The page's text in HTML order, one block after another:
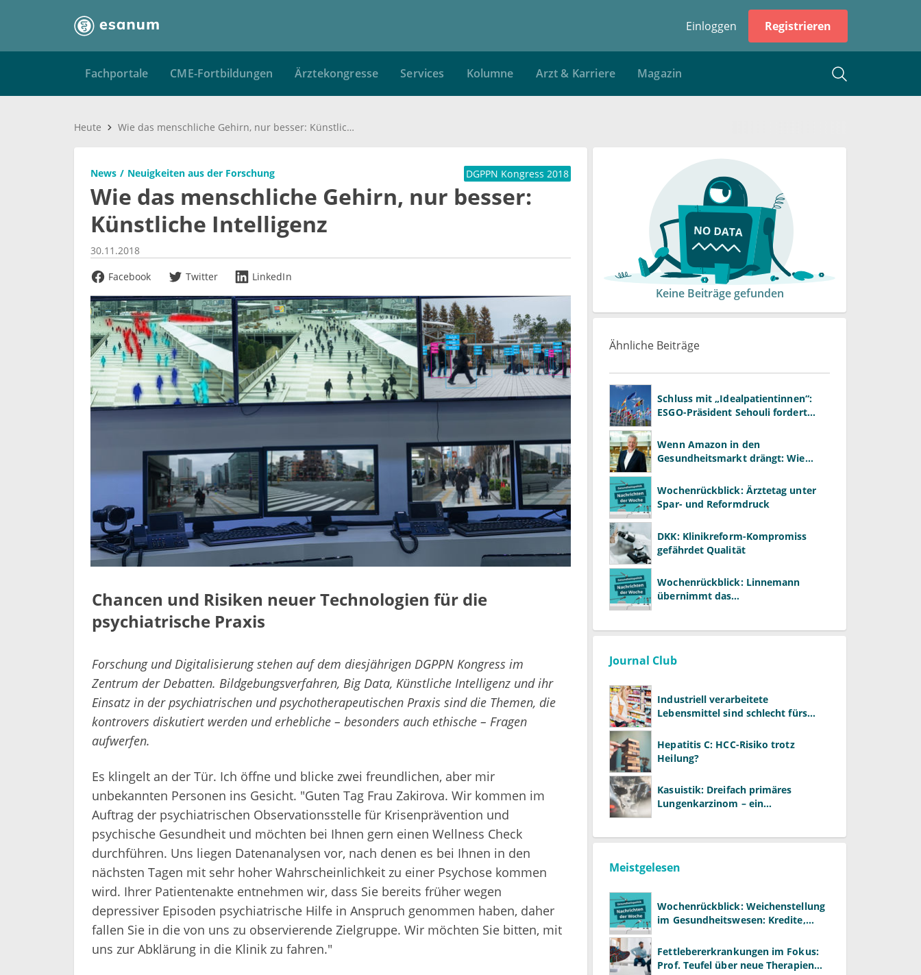
Einloggen Registrieren
Fachportale CME-Fortbildungen Ärztekongresse Services Kolumne Arzt & Karriere Magazin
Heute Wie das menschliche Gehirn, nur besser: Künstliche Intelligenz
News Neuigkeiten aus der Forschung DGPPN Kongress 2018
Wie das menschliche Gehirn, nur besser:
Künstliche Intelligenz
30.11.2018
Facebook
Twitter LinkedIn
Chancen und Risiken neuer Technologien für die
psychiatrische Praxis
Forschung und Digitalisierung stehen auf dem diesjährigen DGPPN Kongress im
Zentrum der Debatten. Bildgebungsverfahren, Big Data, Künstliche Intelligenz und ihr
Einsatz in der psychiatrischen und psychotherapeutischen Praxis sind die Themen, die
kontrovers diskutiert werden und erhebliche – besonders auch ethische – Fragen
aufwerfen.
Es klingelt an der Tür. Ich öffne und blicke zwei freundlichen, aber mir
unbekannten Personen ins Gesicht. "Guten Tag Frau Zakirova. Wir kommen im
Auftrag der psychiatrischen Observationsstelle für Krisenprävention und
psychische Gesundheit und möchten bei Ihnen gern einen Wellness Check
durchführen. Uns liegen Datenanalysen vor, nach denen es bei Ihnen in den
nächsten Tagen mit sehr hoher Wahrscheinlichkeit zu einer Psychose kommen
wird. Ihrer Patientenakte entnehmen wir, dass Sie bereits früher wegen
depressiver Episoden psychiatrische Hilfe in Anspruch genommen haben, daher
fallen Sie in die von uns zu observierende Zielgruppe. Wir möchten Sie bitten, mit
uns zur Abklärung in die Klinik zu fahren."
Keine Beiträge gefunden
Ähnliche Beiträge
Schluss mit „Idealpatientinnen“:
ESGO-Präsident Sehouli fordert
Wenn Amazon in den
Gesundheitsmarkt drängt: Wie
bestehen können
Wochenrückblick: Ärztetag unter
Spar- und Reformdruck
DKK: Klinikreform-Kompromiss
gefährdet Qualität
Wochenrückblick: Linnemann
übernimmt das
Journal Club
Industriell verarbeitete
Lebensmittel sind schlecht fürs
Hepatitis C: HCC-Risiko trotz
Heilung?
Kasuistik: Dreifach primäres
Lungenkarzinom – ein
Meistgelesen
Wochenrückblick: Weichenstellung
im Gesundheitswesen: Kredite,
Fettlebererkrankungen im Fokus:
Prof. Teufel über neue Therapien